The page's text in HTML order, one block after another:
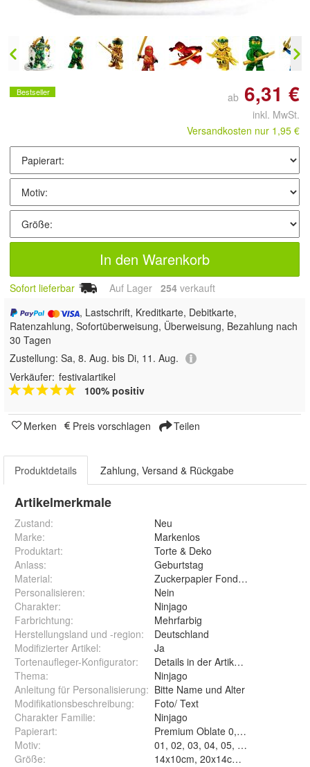
Bestseller ab 6,31 €
inkl. MwSt.
Versandkosten nur 1,95 €
In den Warenkorb
Sofort lieferbar Auf Lager 254 verkauft
, Lastschrift, Kreditkarte, Debitkarte,
Ratenzahlung, Sofortüberweisung, Überweisung, Bezahlung nach
30 Tagen
Zustellung: Sa, 8. Aug. bis Di, 11. Aug.
Verkäufer: festivalartikel
100% positiv
Merken Preis vorschlagen Teilen
Produktdetails Zahlung, Versand & Rückgabe
Artikelmerkmale
Zustand:
Neu
Marke:
Markenlos
Produktart:
Torte & Deko
Anlass:
Geburtstag
Material:
Zuckerpapier Fondant Oblate
Personalisieren:
Nein
Charakter:
Ninjago
Farbrichtung:
Mehrfarbig
Herstellungsland und -region:
Deutschland
Modifizierter Artikel:
Ja
Tortenaufleger-Konfigurator:
Details in der Artikelbeschreibung
Thema:
Ninjago
Anleitung für Personalisierung: Bitte Name und Alter
Modifikationsbeschreibung:
Foto/ Text
Charakter Familie:
Ninjago
Papierart:
Motiv:
Größe: